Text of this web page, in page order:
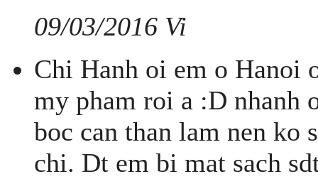
09/03/2016 Vi
Chi Hanh oi em o Hanoi
my pham roi a :D nhanh
boc can than lam nen ko
chi. Dt em bi mat sach